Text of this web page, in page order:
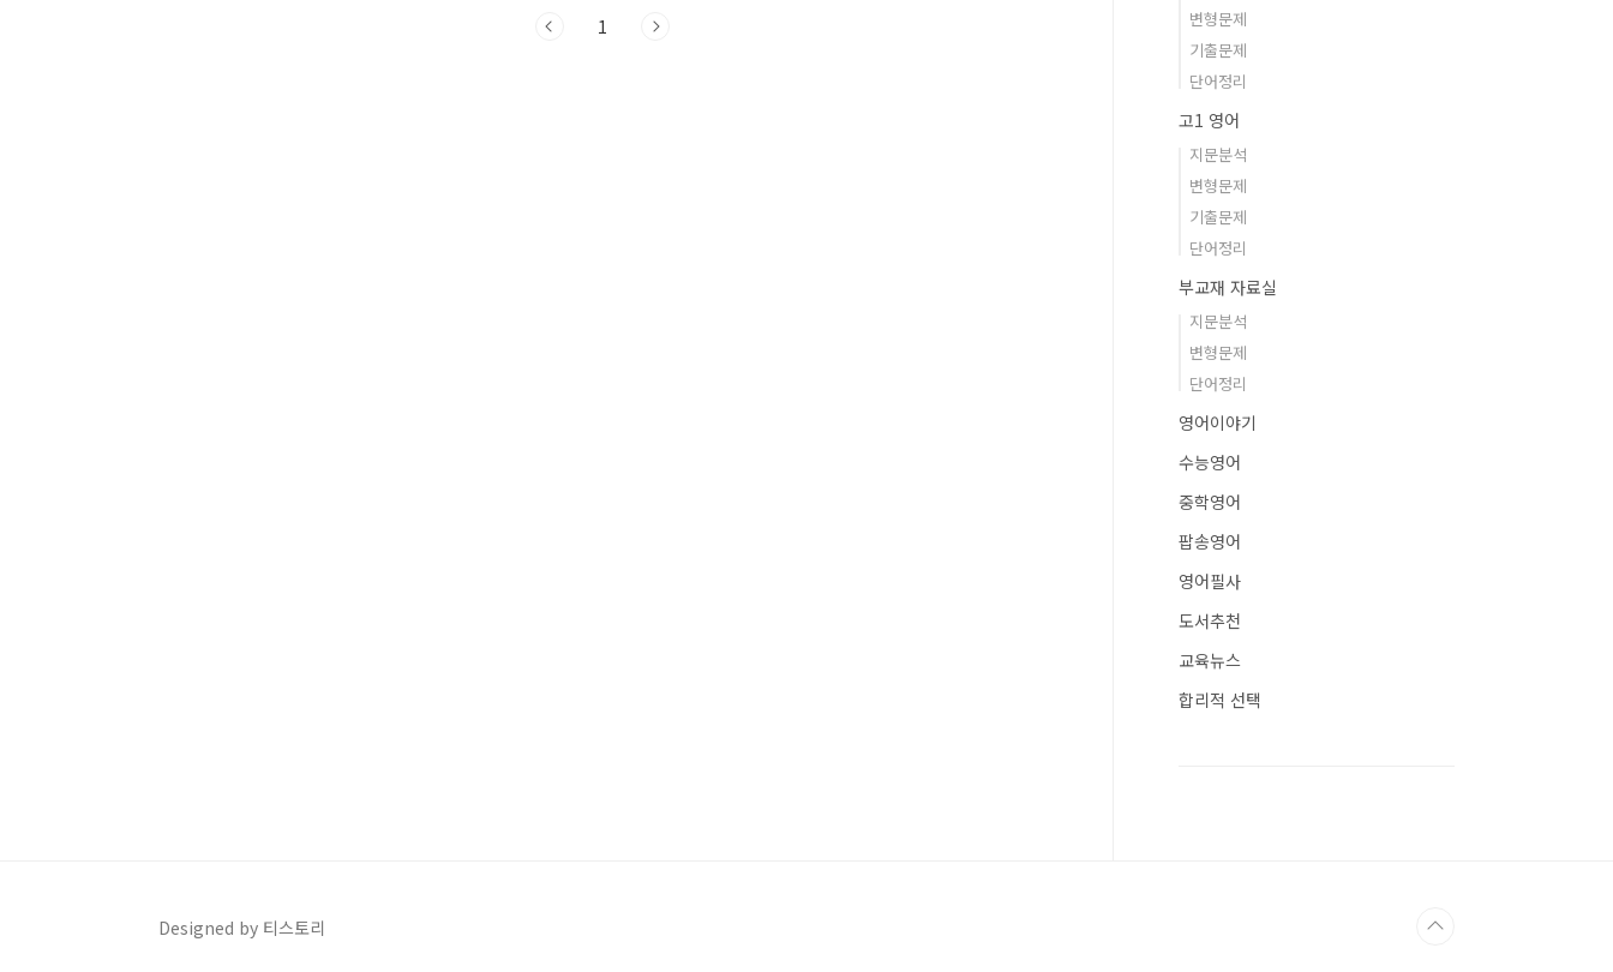
1
변형문제
기출문제
단어정리
고1 영어
지문분석
변형문제
기출문제
단어정리
부교재 자료실
지문분석
변형문제
단어정리
영어이야기
수능영어
중학영어
팝송영어
영어필사
도서추천
교육뉴스
합리적 선택
Designed by 티스토리